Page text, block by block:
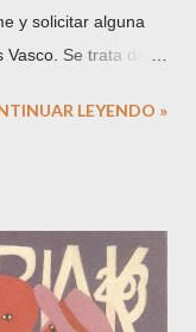
y solicitar alguna
Se trata de
artículos
Tudurí Orfila. Origen
día 29 de mayo, en
industriales
LEYENDO »